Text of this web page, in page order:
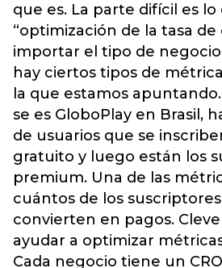
que es. La parte difícil es
“optimización de la tasa de
importar el tipo de
hay ciertos tipos de
la que estamos
se es GloboPlay en Brasil,
de usuarios que se
gratuito y luego están los
premium. Una de las
cuántos de los
convierten en pagos.
ayudar a optimizar
Cada negocio tiene un